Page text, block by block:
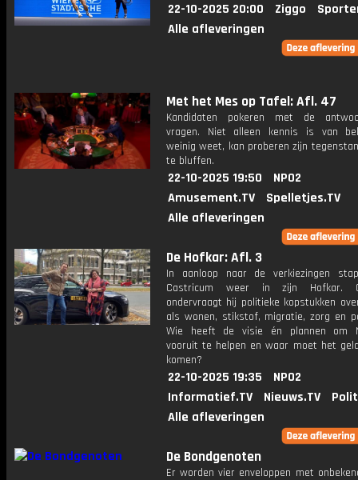
22-10-2025 20:00 Ziggo
Alle afleveringen
Met het Mes op Tafel: Afl. 47
Kandidaten pokeren met de
vragen. Niet alleen kennis is van
weinig weet, kan proberen zijn
te bluffen.
22-10-2025 19:50
NPO2
Amusement.TV
Spelletjes.TV
Alle afleveringen
De Hofkar: Afl. 3
In aanloop naar de verkiezingen
Castricum weer in zijn Hofkar.
ondervraagt hij politieke kopstukken
als wonen, stikstof, migratie, zorg en
Wie heeft de visie én plannen om
vooruit te helpen en waar moet het
komen?
22-10-2025 19:35
NPO2
Informatief.TV
Nieuws.TV
Alle afleveringen
De Bondgenoten
Er worden vier enveloppen met